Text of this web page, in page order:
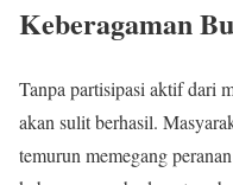
Keberagaman
Tanpa partisipasi aktif dari
akan sulit berhasil.
temurun memegang